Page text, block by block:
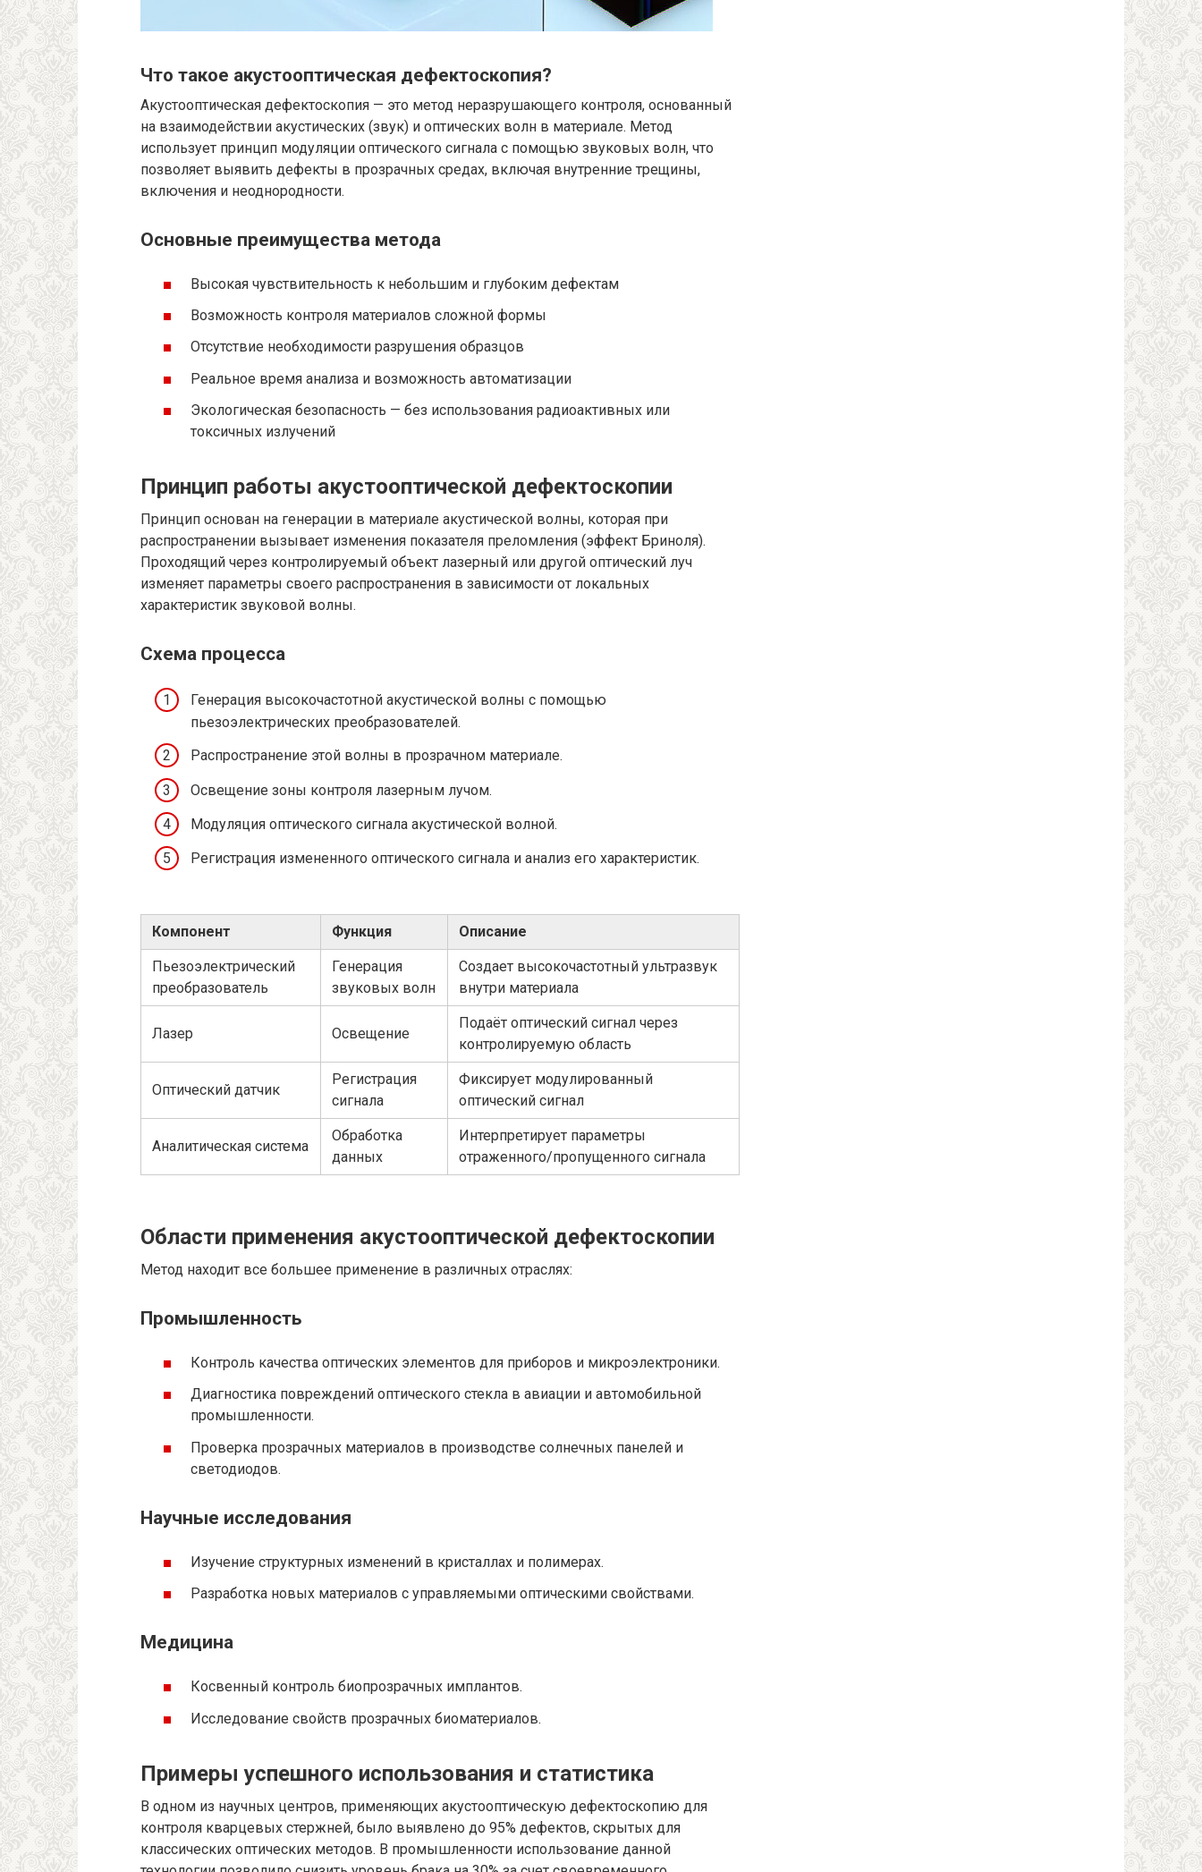
Что такое акустооптическая дефектоскопия?
Акустооптическая дефектоскопия — это метод неразрушающего контроля, основанный
на взаимодействии акустических (звук) и оптических волн в материале. Метод
использует принцип модуляции оптического сигнала с помощью звуковых волн, что
позволяет выявить дефекты в прозрачных средах, включая внутренние трещины,
включения и неоднородности.
Основные преимущества метода
Высокая чувствительность к небольшим и глубоким дефектам
Возможность контроля материалов сложной формы
Отсутствие необходимости разрушения образцов
Реальное время анализа и возможность автоматизации
Экологическая безопасность — без использования радиоактивных или
токсичных излучений
Принцип работы акустооптической дефектоскопии
Принцип основан на генерации в материале акустической волны, которая при
распространении вызывает изменения показателя преломления (эффект Бриноля).
Проходящий через контролируемый объект лазерный или другой оптический луч
изменяет параметры своего распространения в зависимости от локальных
характеристик звуковой волны.
Схема процесса
Генерация высокочастотной акустической волны с помощью
пьезоэлектрических преобразователей.
Распространение этой волны в прозрачном материале.
Освещение зоны контроля лазерным лучом.
Модуляция оптического сигнала акустической волной.
Регистрация измененного оптического сигнала и анализ его характеристик.
Компонент Функция Описание
Пьезоэлектрический
преобразователь
Генерация
звуковых волн
Создает высокочастотный ультразвук
внутри материала
Лазер Освещение
Подаёт оптический сигнал через
контролируемую область
Оптический датчик
Регистрация
сигнала
Фиксирует модулированный
оптический сигнал
Аналитическая система
Обработка
данных
Интерпретирует параметры
отраженного/пропущенного сигнала
Области применения акустооптической дефектоскопии
Метод находит все большее применение в различных отраслях:
Промышленность
Контроль качества оптических элементов для приборов и микроэлектроники.
Диагностика повреждений оптического стекла в авиации и автомобильной
промышленности.
Проверка прозрачных материалов в производстве солнечных панелей и
светодиодов.
Научные исследования
Изучение структурных изменений в кристаллах и полимерах.
Разработка новых материалов с управляемыми оптическими свойствами.
Медицина
Косвенный контроль биопрозрачных имплантов.
Исследование свойств прозрачных биоматериалов.
Примеры успешного использования и статистика
В одном из научных центров, применяющих акустооптическую дефектоскопию для
контроля кварцевых стержней, было выявлено до 95% дефектов, скрытых для
классических оптических методов. В промышленности использование данной